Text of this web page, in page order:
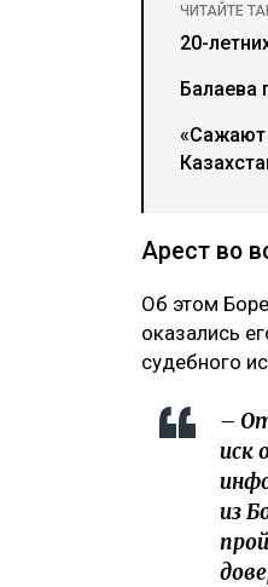
ЧИТАЙТЕ
20-
Балаева
«Сажают
Арест во
Об этом
оказались
судебного
–
иск
из